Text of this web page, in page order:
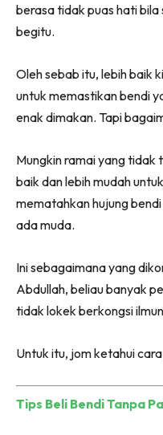
berasa tidak puas hati
begitu.
Oleh sebab itu, lebih baik
untuk memastikan bendi
enak dimakan. Tapi
Mungkin ramai yang tidak
baik dan lebih mudah
mematahkan hujung
ada muda.
Ini sebagaimana yang
Abdullah, beliau banyak
tidak lokek berkongsi
Untuk itu, jom ketahui
Tips Beli Bendi Tanpa